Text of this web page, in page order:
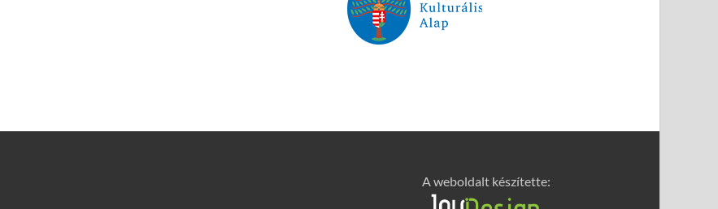
A weboldalt készítette: